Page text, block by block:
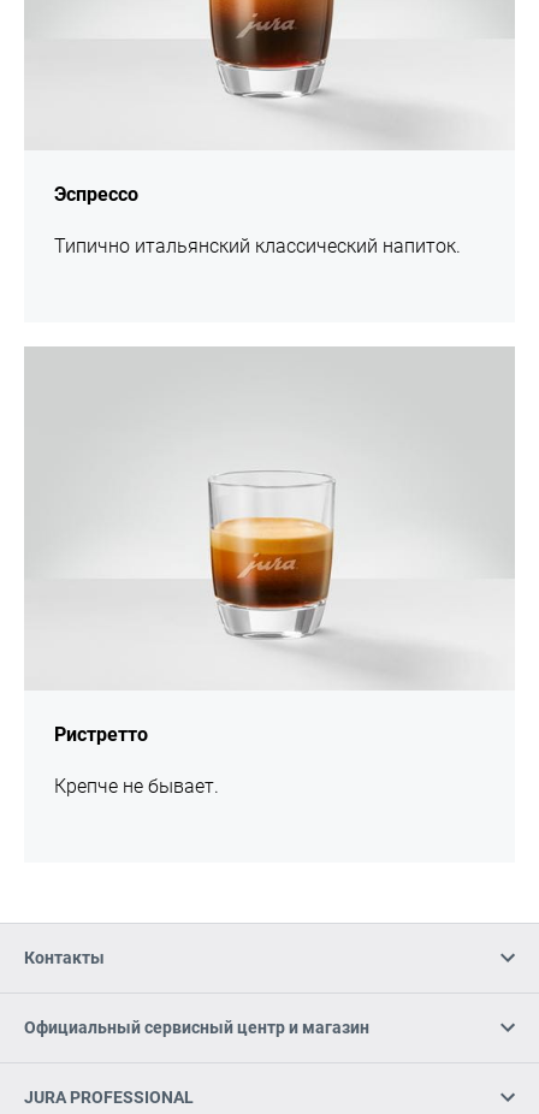
Эспрессо
Типично итальянский классический напиток.
Ристретто
Крепче не бывает.
Контакты
Официальный сервисный центр и магазин
JURA PROFESSIONAL